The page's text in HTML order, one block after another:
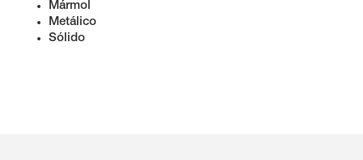
Mármol
Metálico
Sólido